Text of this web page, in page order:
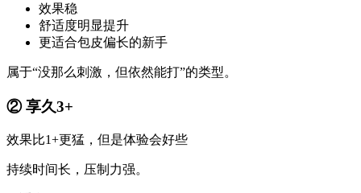
效果稳
舒适度明显提升
更适合包皮偏长的新手
属于“没那么刺激，但依然能打”的类型。
② 享久3+
效果比1+更猛，但是体验会好些
持续时间长，压制力强。